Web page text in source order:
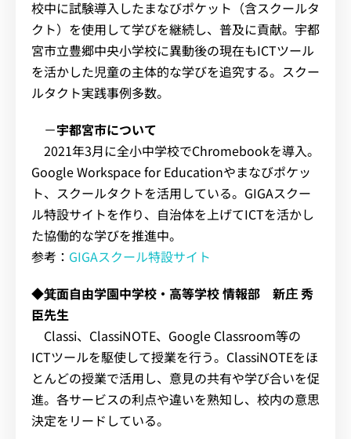
校中に試験導入したまなびポケット（含スクールタ
クト）を使用して学びを継続し、普及に貢献。宇都
宮市立豊郷中央小学校に異動後の現在もICTツール
を活かした児童の主体的な学びを追究する。スクー
ルタクト実践事例多数。
－宇都宮市について
2021年3月に全小中学校でChromebookを導入。
Google Workspace for Educationやまなびポケッ
ト、スクールタクトを活用している。GIGAスクー
ル特設サイトを作り、自治体を上げてICTを活かし
た協働的な学びを推進中。
参考： GIGAスクール特設サイト
◆箕面自由学園中学校・高等学校 情報部 新庄 秀
臣先生
Classi、ClassiNOTE、Google Classroom等の
ICTツールを駆使して授業を行う。ClassiNOTEをほ
とんどの授業で活用し、意見の共有や学び合いを促
進。各サービスの利点や違いを熟知し、校内の意思
決定をリードしている。